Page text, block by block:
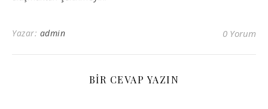
Yazar: admin 0 Yorum
BIR CEVAP YAZIN